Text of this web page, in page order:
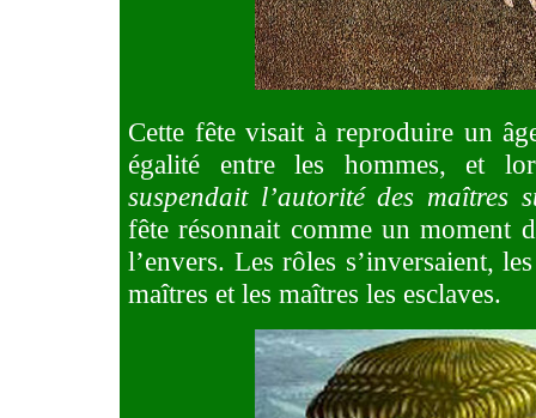
Cette fête visait à reproduire un
égalité entre les hommes, et
suspendait l’autorité des maîtres
fête résonnait comme un moment
l’envers. Les rôles s’inversaient,
maîtres et les maîtres les esclaves.